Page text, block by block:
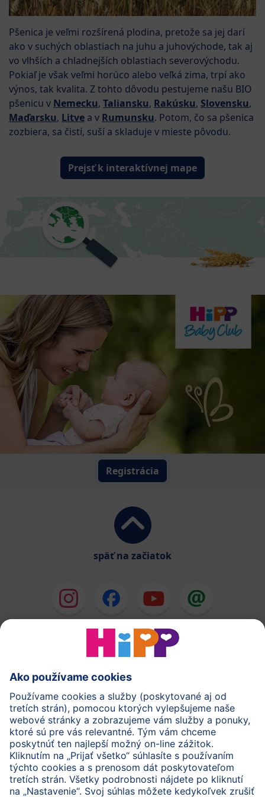
Pšenica je veľmi rozšírená plodina, pretože sa jej darí
ako v suchých oblastiach na juhu a juhovýchode, tak aj
vo vlhších a chladnejších oblastiach severovýchodu.
Pokiaľ je však veľmi horúco alebo veľká zima, trpí ako
výnos, tak kvalita. Z tohto dôvodu pestujeme našu BIO
pšenicu v Nemecku, Taliansku, Rakúsku, Slovensku,
Maďarsku, Litve a v Rumunsku. Potom, čo sa pšenica
zozbiera, sa čistí, suší a skladuje v mieste pôvodu.
Prejsť k interaktívnej mape
Registrácia
späť na začiatok
HiPP Mlieka
HiPP Príkrmy
HiPP Tehotenstvo
Ochrana osobných údajov
Cookies a pravidlá používania webovej stránky
Imprint
O spoločnosti HiPP Kontakt